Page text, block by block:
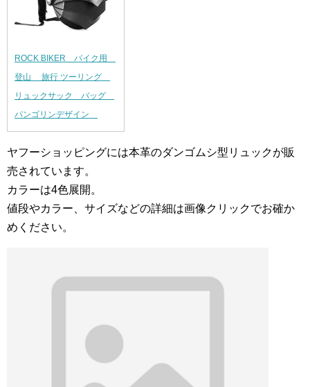
ROCK BIKER バイク用
登山 旅行 ツーリング
リュックサック バッグ
パンゴリンデザイン
ヤフーショッピングには本革のダンゴムシ型リュックが販
売されています。
カラーは4色展開。
値段やカラー、サイズなどの詳細は画像クリックでお確か
めください。